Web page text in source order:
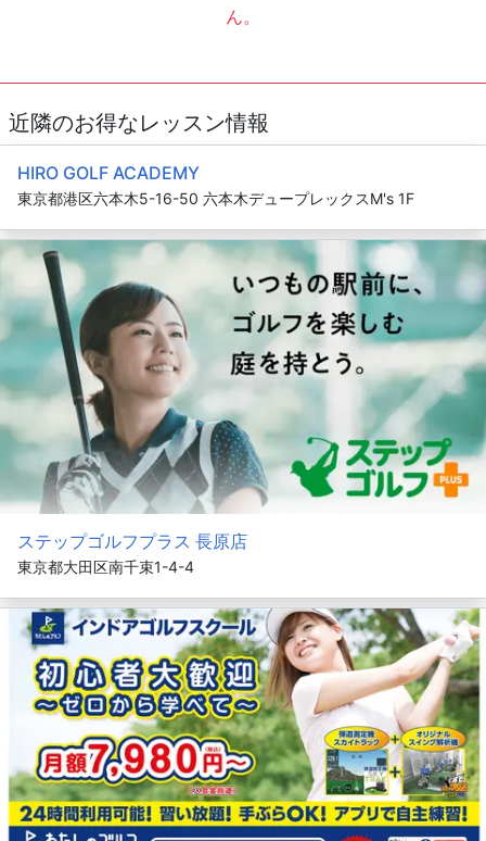
ん。
近隣のお得なレッスン情報
HIRO GOLF ACADEMY
東京都港区六本木5-16-50 六本木デュープレックスM's 1F
ステップゴルフプラス 長原店
東京都大田区南千束1-4-4